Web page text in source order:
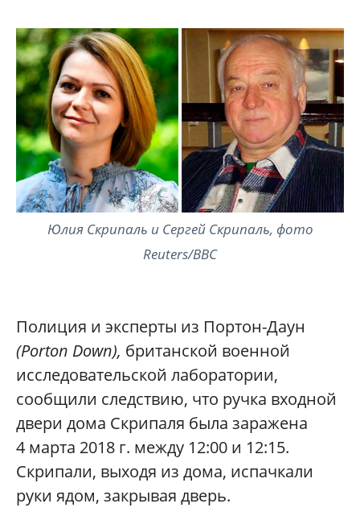
Юлия Скрипаль и Сергей Скрипаль, фото
Reuters/BBC
Полиция и эксперты из Портон-Даун
(Porton Down), британской военной
исследовательской лаборатории,
сообщили следствию, что ручка входной
двери дома Скрипаля была заражена
4 марта 2018 г. между 12:00 и 12:15.
Скрипали, выходя из дома, испачкали
руки ядом, закрывая дверь.